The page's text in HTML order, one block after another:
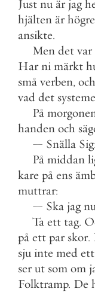
Just nu är jag
hjälten är
ansikte.
Men det var
Har ni märkt
små verben, och
vad det
På
handen och
— Snälla
På middan
kare på ens
muttrar:
— Ska jag
Ta ett tag.
på ett par skor.
sju inte med ett
ser ut som om
Folktramp. De